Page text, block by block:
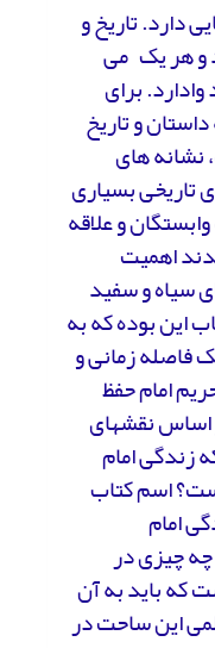
دارد. تاریخ و
هر یک می
برای
و تاریخ
نشانه های
تاریخی بسیاری
و علاقه
اهمیت
سیاه و سفید
این بوده که به
فاصلهزمانی و
امام حفظ
اساس نقشهای
امام
اسم کتاب
امام
چیزی در
که باید به آن
این ساحت در